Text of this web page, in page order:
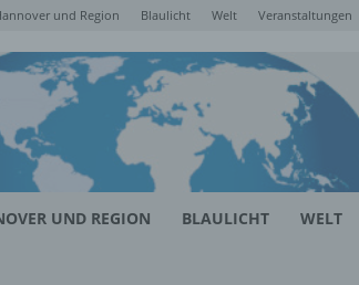
und Region Blaulicht Welt Veranstaltungen
UND REGION BLAULICHT WELT